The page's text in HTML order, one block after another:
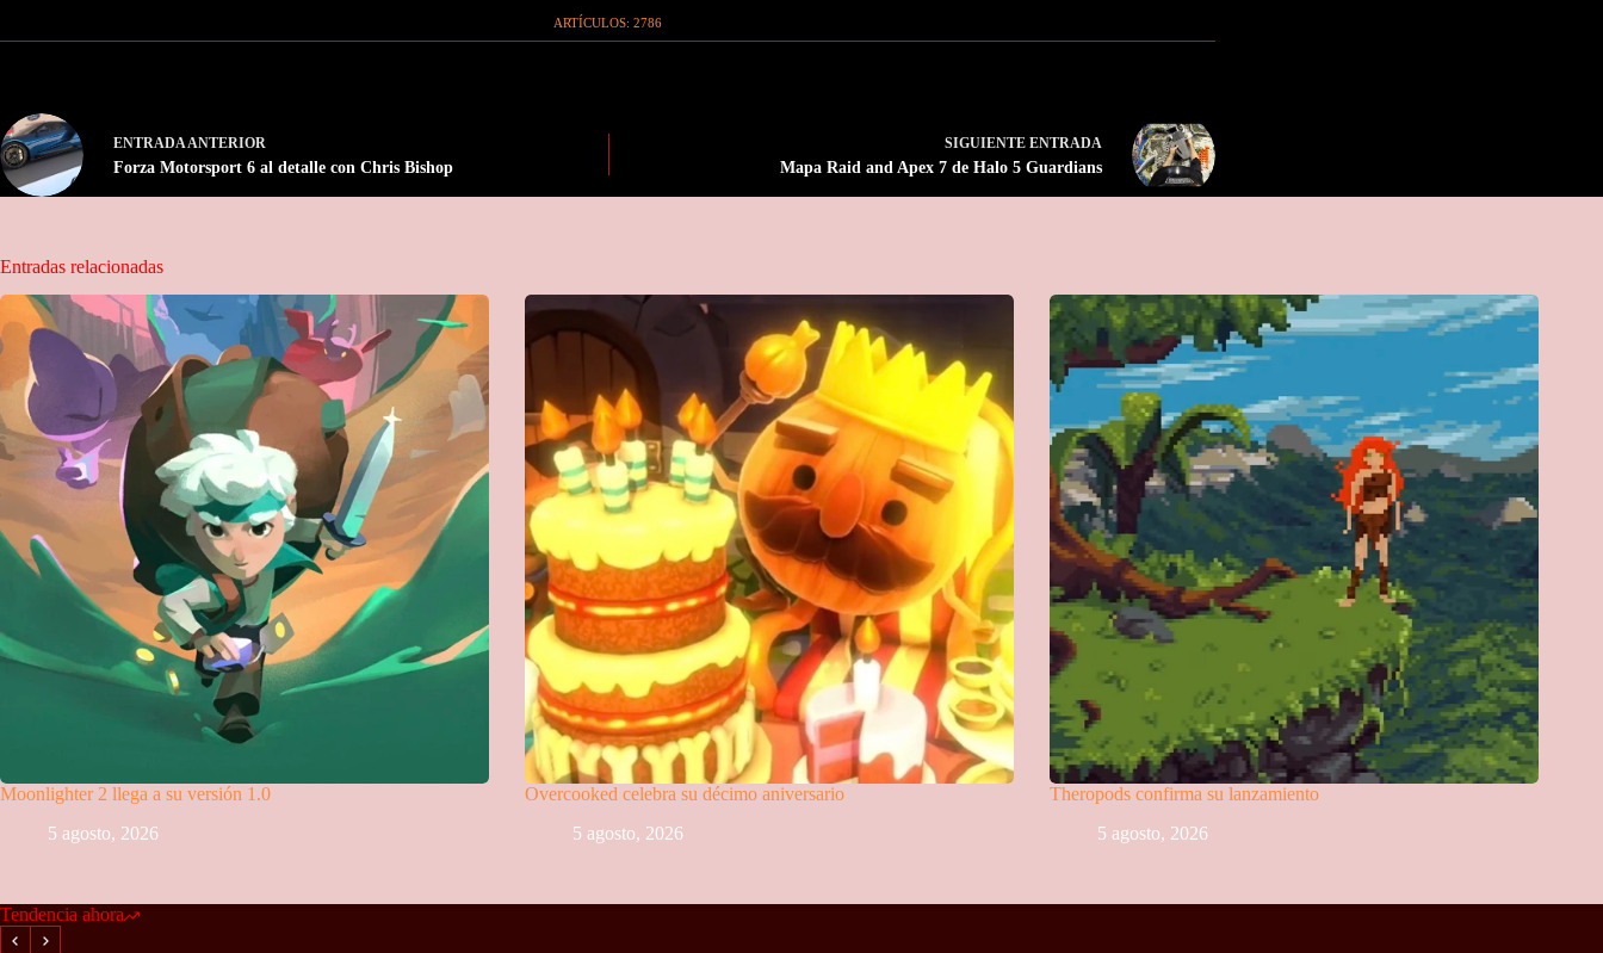
ARTÍCULOS: 2786
ENTRADAANTERIOR
Forza Motorsport 6 al detalle con Chris Bishop
SIGUIENTEENTRADA
Mapa Raid and Apex 7 de Halo 5 Guardians
Entradas relacionadas
Moonlighter 2 llega a su versión 1.0
5 agosto, 2026
Overcooked celebra su décimo aniversario
5 agosto, 2026
Theropods confirma su lanzamiento
5 agosto, 2026
Tendencia ahora